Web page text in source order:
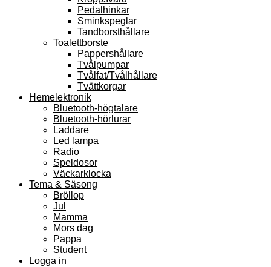
Pedalhinkar
Sminkspeglar
Tandborsthållare
Toalettborste
Pappershållare
Tvålpumpar
Tvålfat/Tvålhållare
Tvättkorgar
Hemelektronik
Bluetooth-högtalare
Bluetooth-hörlurar
Laddare
Led lampa
Radio
Speldosor
Väckarklocka
Tema & Säsong
Bröllop
Jul
Mamma
Mors dag
Pappa
Student
Logga in